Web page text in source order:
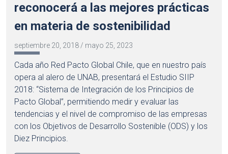
reconocerá a las mejores prácticas
en materia de sostenibilidad
septiembre 20, 2018 / mayo 25, 2023
Cada año Red Pacto Global Chile, que en nuestro país
opera al alero de UNAB, presentará el Estudio SIIP
2018: “Sistema de Integración de los Principios de
Pacto Global”, permitiendo medir y evaluar las
tendencias y el nivel de compromiso de las empresas
con los Objetivos de Desarrollo Sostenible (ODS) y los
Diez Principios.